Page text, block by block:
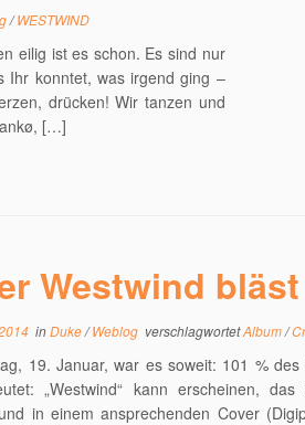
/WESTWIND
eilig ist es schon. Es sind nur
Ihr konntet, was irgend ging –
drücken! Wir tanzen und
[…]
Westwind
inDuke/Weblog verschlagwortetAlbum/
19. Januar, war es soweit: 101 %
„Westwind“ kann erscheinen,
in einem ansprechenden Cover